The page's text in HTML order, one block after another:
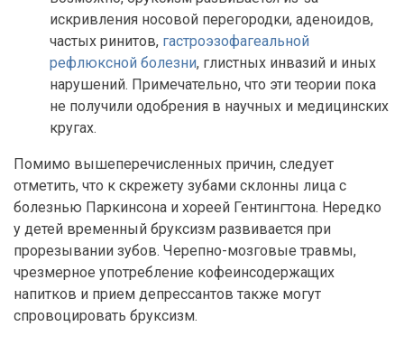
искривления носовой перегородки, аденоидов,
частых ринитов, гастроэзофагеальной
рефлюксной болезни, глистных инвазий и иных
нарушений. Примечательно, что эти теории пока
не получили одобрения в научных и медицинских
кругах.
Помимо вышеперечисленных причин, следует
отметить, что к скрежету зубами склонны лица с
болезнью Паркинсона и хореей Гентингтона. Нередко
у детей временный бруксизм развивается при
прорезывании зубов. Черепно-мозговые травмы,
чрезмерное употребление кофеинсодержащих
напитков и прием депрессантов также могут
спровоцировать бруксизм.